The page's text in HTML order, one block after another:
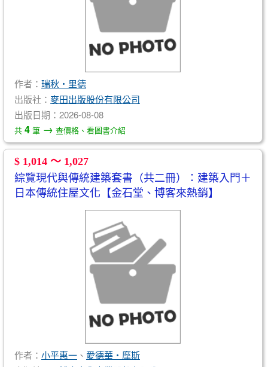
作者： 瑞秋‧里德
出版社： 麥田出版股份有限公司
出版日期：2026-08-08
共 4 筆 → 查價格、看圖書介紹
$ 1,014 ～ 1,027
綜覽現代與傳統建築套書（共二冊）：建築入門＋
日本傳統住屋文化【金石堂、博客來熱銷】
作者： 小平惠一 、 愛德華‧摩斯